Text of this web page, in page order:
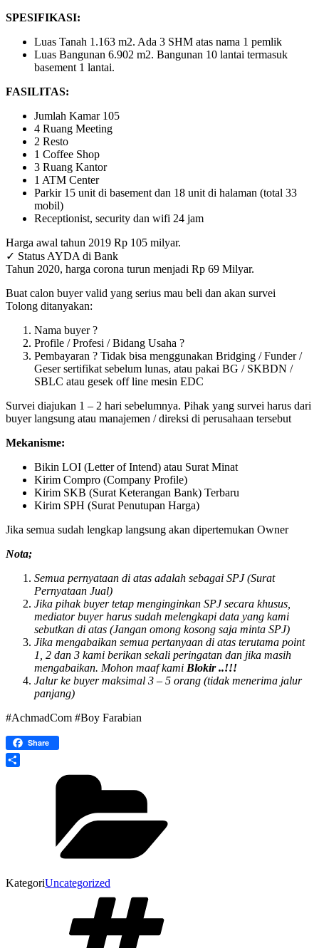
SPESIFIKASI:
Luas Tanah 1.163 m2. Ada 3 SHM atas nama 1 pemlik
Luas Bangunan 6.902 m2. Bangunan 10 lantai termasuk
basement 1 lantai.
FASILITAS:
Jumlah Kamar 105
4 Ruang Meeting
2 Resto
1 Coffee Shop
3 Ruang Kantor
1 ATM Center
Parkir 15 unit di basement dan 18 unit di halaman (total 33
mobil)
Receptionist, security dan wifi 24 jam
Harga awal tahun 2019 Rp 105 milyar.
✓ Status AYDA di Bank
Tahun 2020, harga corona turun menjadi Rp 69 Milyar.
Buat calon buyer valid yang serius mau beli dan akan survei
Tolong ditanyakan:
Nama buyer ?
Profile / Profesi / Bidang Usaha ?
Pembayaran ? Tidak bisa menggunakan Bridging / Funder /
Geser sertifikat sebelum lunas, atau pakai BG / SKBDN /
SBLC atau gesek off line mesin EDC
Survei diajukan 1 – 2 hari sebelumnya. Pihak yang survei harus dari
buyer langsung atau manajemen / direksi di perusahaan tersebut
Mekanisme:
Bikin LOI (Letter of Intend) atau Surat Minat
Kirim Compro (Company Profile)
Kirim SKB (Surat Keterangan Bank) Terbaru
Kirim SPH (Surat Penutupan Harga)
Jika semua sudah lengkap langsung akan dipertemukan Owner
Nota;
Semua pernyataan di atas adalah sebagai SPJ (Surat
Pernyataan Jual)
Jika pihak buyer tetap menginginkan SPJ secara khusus,
mediator buyer harus sudah melengkapi data yang kami
sebutkan di atas (Jangan omong kosong saja minta SPJ)
Jika mengabaikan semua pertanyaan di atas terutama point
1, 2 dan 3 kami berikan sekali peringatan dan jika masih
mengabaikan. Mohon maaf kami Blokir ..!!!
Jalur ke buyer maksimal 3 – 5 orang (tidak menerima jalur
panjang)
#AchmadCom #Boy Farabian
Share
KategoriUncategorized